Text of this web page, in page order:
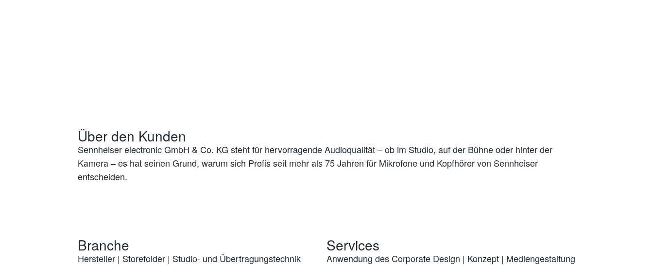
Über den Kunden
Sennheiser electronic GmbH & Co. KG steht für hervorragende Audioqualität – ob im Studio, auf der Bühne oder hinter der
Kamera – es hat seinen Grund, warum sich Profis seit mehr als 75 Jahren für Mikrofone und Kopfhörer von Sennheiser
entscheiden.
Branche
Hersteller | Storefolder | Studio- und Übertragungstechnik
Services
Anwendung des Corporate Design | Konzept | Mediengestaltung